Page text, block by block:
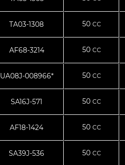
TA03-1308 50 CC
AF68-3214 50 CC
UA08J-008966* 50 CC
SA16J-571 50 CC
AF18-1424 50 CC
SA39J-536 50 CC